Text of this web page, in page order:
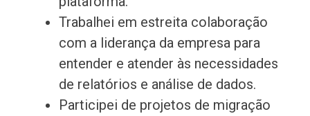
Trabalhei em estreita colaboração
com a liderança da empresa para
entender e atender às necessidades
de relatórios e análise de dados.
Participei de projetos de migração